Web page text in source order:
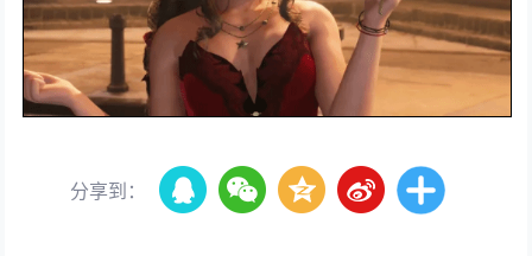
分享到：